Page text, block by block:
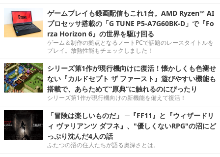
ゲームプレイも録画配信もこれ1台。AMD Ryzen™ AI
プロセッサ搭載の「G TUNE P5-A7G60BK-D」で『Fo
rza Horizon 6』の世界を駆け回る
ゲーム＆制作の拠点となるノートPCで話題のレースタイトルを
プレイ。放熱性能もチェックしました！
シリーズ第1作が現行機向けに復活！懐かしくも色褪せ
ない『カルドセプト ザ ファースト』遊びやすい機能も
搭載で、あらためて“原典”に触れるのにぴったり
シリーズ第1作が現行機向けの新機能を備えて復活！
「冒険は楽しいものだ」 ─『FF11』と『ウィザードリ
ィ ヴァリアンツ ダフネ』、"優しくないRPG"の沼にど
っぷり沈んだ4人の話
ふたつの沼の住人たちが語る奥深さとは。